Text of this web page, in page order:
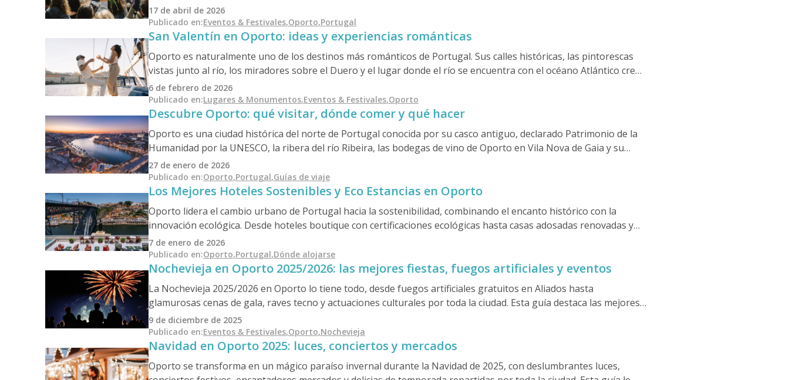
frecuente: una celebración que no está diseñada para el turismo, sino profundamente enraizada en la identidad
nacional.
17 de abril de 2026
Publicado en:Eventos & Festivales,Oporto,Portugal
San Valentín en Oporto: ideas y experiencias románticas
Oporto es naturalmente uno de los destinos más románticos de Portugal. Sus calles históricas, las pintorescas
vistas junto al río, los miradores sobre el Duero y el lugar donde el río se encuentra con el océano Atlántico crean
una atmósfera atemporal para las parejas que desean celebrar el Día de San Valentín de una manera especial y
memorable.
6 de febrero de 2026
Publicado en:Lugares & Monumentos,Eventos & Festivales,Oporto
Descubre Oporto: qué visitar, dónde comer y qué hacer
Oporto es una ciudad histórica del norte de Portugal conocida por su casco antiguo, declarado Patrimonio de la
Humanidad por la UNESCO, la ribera del río Ribeira, las bodegas de vino de Oporto en Vila Nova de Gaia y su
proximidad al valle del Duero. La guía describe los principales lugares de interés, la gastronomía que hay que
probar, los miradores, las excursiones de un día y consejos prácticos para quienes visitan la ciudad por primera
vez.
27 de enero de 2026
Publicado en:Oporto,Portugal,Guías de viaje
Los Mejores Hoteles Sostenibles y Eco Estancias en Oporto
Oporto lidera el cambio urbano de Portugal hacia la sostenibilidad, combinando el encanto histórico con la
innovación ecológica. Desde hoteles boutique con certificaciones ecológicas hasta casas adosadas renovadas y
refugios junto al río, la ciudad ofrece a los viajeros conscientes formas elegantes y responsables de alojarse. Ya
sea explorando barrios sin coches o disfrutando de un jardín en la azotea con vistas al Duero, Oporto demuestra
que la sostenibilidad y la cultura van de la mano.
7 de enero de 2026
Publicado en:Oporto,Portugal,Dónde alojarse
Nochevieja en Oporto 2025/2026: las mejores fiestas, fuegos artificiales y eventos
La Nochevieja 2025/2026 en Oporto lo tiene todo, desde fuegos artificiales gratuitos en Aliados hasta
glamurosas cenas de gala, raves tecno y actuaciones culturales por toda la ciudad. Esta guía destaca las mejores
fiestas, cenas, eventos y consejos de expertos.
9 de diciembre de 2025
Publicado en:Eventos & Festivales,Oporto,Nochevieja
Navidad en Oporto 2025: luces, conciertos y mercados
Oporto se transforma en un mágico paraíso invernal durante la Navidad de 2025, con deslumbrantes luces,